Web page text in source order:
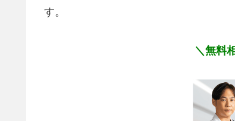
す。
＼無料